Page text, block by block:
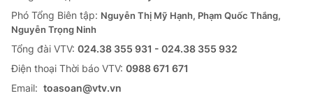
Phó Tổng Biên tập: Nguyễn Thị Mỹ Hạnh, Phạm Quốc Thắng,
Nguyễn Trọng Ninh
Tổng đài VTV: 024.38 355 931 - 024.38 355 932
Ðiện thoại Thời báo VTV: 0988 671 671
Email: toasoan@vtv.vn